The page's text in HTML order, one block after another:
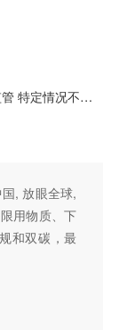
属于两用物项管控
, 放眼全球,
用物质、下
和双碳，最